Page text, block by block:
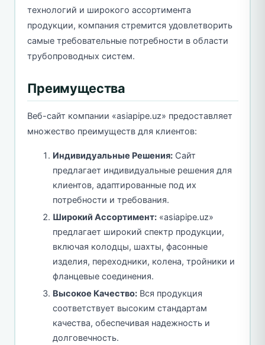
технологий и широкого ассортимента
продукции, компания стремится удовлетворить
самые требовательные потребности в области
трубопроводных систем.
Преимущества
Веб-сайт компании «asiapipe.uz» предоставляет
множество преимуществ для клиентов:
Индивидуальные Решения: Сайт
предлагает индивидуальные решения для
клиентов, адаптированные под их
потребности и требования.
Широкий Ассортимент: «asiapipe.uz»
предлагает широкий спектр продукции,
включая колодцы, шахты, фасонные
изделия, переходники, колена, тройники и
фланцевые соединения.
Высокое Качество: Вся продукция
соответствует высоким стандартам
качества, обеспечивая надежность и
долговечность.